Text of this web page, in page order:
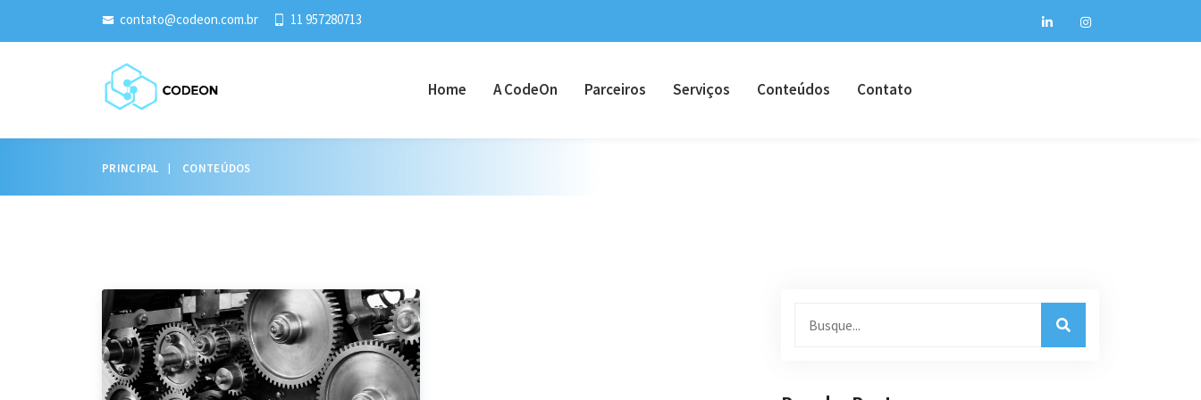
contato@codeon.com.br 11 957280713
Home A CodeOn Parceiros Serviços Conteúdos Contato
PRINCIPAL CONTEÚDOS